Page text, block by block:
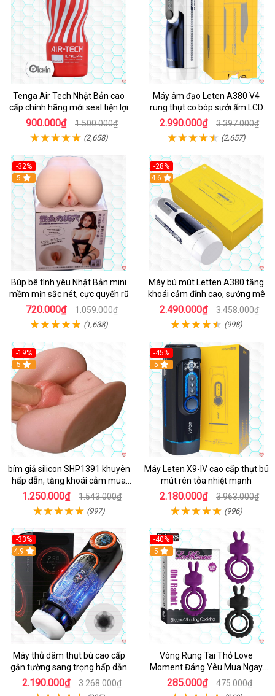
Tenga Air Tech Nhật Bản cao
cấp chính hãng mới seal tiện lợi
900.000₫ 1.500.000₫
(2,658)
Máy âm đạo Leten A380 V4
rung thụt co bóp sưởi ấm LCD
đẹp
2.990.000₫ 3.397.000₫
(2,657)
-32%
Hot
5
Búp bê tình yêu Nhật Bản mini
mềm mịn sắc nét, cực quyến rũ
720.000₫ 1.059.000₫
(1,638)
-28%
Hot
4.6
Máy bú mút Letten A380 tăng
khoái cảm đỉnh cao, sướng mê
2.490.000₫ 3.458.000₫
(998)
-19%
Hot
5
bím giả silicon SHP1391 khuyên
hấp dẫn, tăng khoái cảm mua
ngay
1.250.000₫ 1.543.000₫
(997)
-45%
Hot
5
Máy Leten X9-IV cao cấp thụt bú
mút rên tỏa nhiệt mạnh
2.180.000₫ 3.963.000₫
(996)
-33%
Hot
4.9
Máy thủ dâm thụt bú cao cấp
gắn tường sang trọng hấp dẫn
2.190.000₫ 3.268.000₫
-40%
5
Vòng Rung Tai Thỏ Love
Moment Đáng Yêu Mua Ngay
Giá Tốt
285.000₫ 475.000₫